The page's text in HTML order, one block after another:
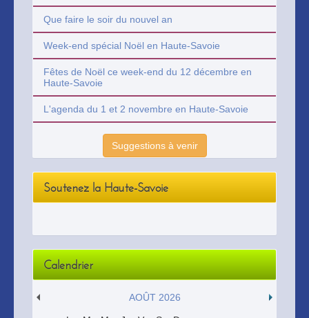
Que faire le soir du nouvel an
Week-end spécial Noël en Haute-Savoie
Fêtes de Noël ce week-end du 12 décembre en
Haute-Savoie
L'agenda du 1 et 2 novembre en Haute-Savoie
Suggestions à venir
Soutenez la Haute-Savoie
Calendrier
AOÛT 2026